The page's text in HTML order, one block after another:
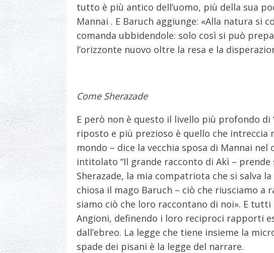
tutto è più antico dell’uomo, più della sua
Mannai . E Baruch aggiunge: «Alla natura si
comanda ubbidendole: solo così si può
l’orizzonte nuovo oltre la resa e la
Come Sherazade
E però non è questo il livello più profondo di
riposto e più prezioso è quello che intreccia
mondo – dice la vecchia sposa di Mannai
intitolato “Il grande racconto di Akì –
Sherazade, la mia compatriota che si salva
chiosa il mago Baruch – ciò che riusciamo a
siamo ciò che loro raccontano di noi». E
Angioni, definendo i loro reciproci rapporti
dall’ebreo. La legge che tiene insieme la
spade dei pisani è la legge del narrare.